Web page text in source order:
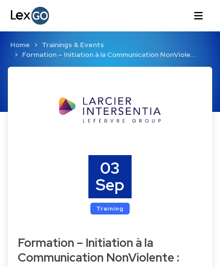
Home
Trainings & Events
Formation – Initiation à la Communication NonViole…
Formation – Initiation à la
Communication NonViolente :
03
Sep
Training